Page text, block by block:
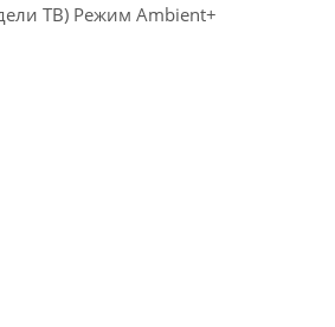
ТВ) Режим Ambient+